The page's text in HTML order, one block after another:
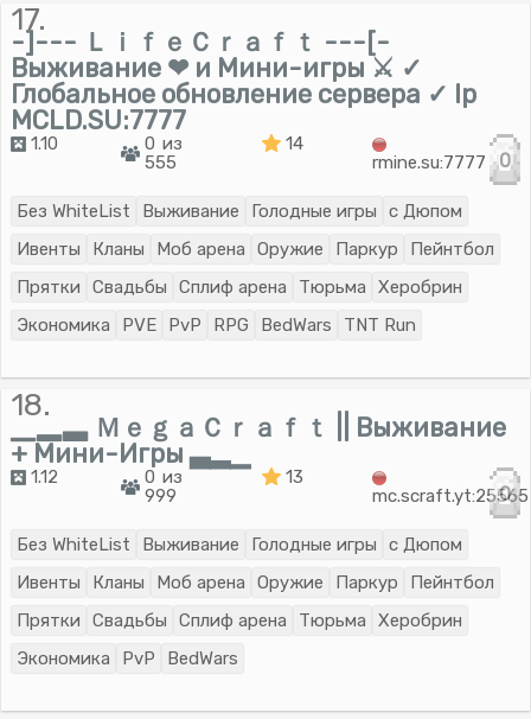
17.
-]--- ＬｉｆｅＣｒａｆｔ ---[-
Выживание ❤ и Мини-игры ⚔ ✓
Глобальное обновление сервера ✓ Ip
MCLD.SU:7777
1.10
0 из
555
14
rmine.su:7777
0
Без WhiteList Выживание Голодные игры
с Дюпом
Ивенты
Кланы Моб арена Оружие Паркур
Пейнтбол
Прятки
Свадьбы Сплиф арена Тюрьма
Херобрин
Экономика
PVE PvP RPG BedWars TNT Run
18.
▁▂▃ ＭｅｇａＣｒａｆｔ || Выживание
+ Мини-Игры ▃▂▁
1.12
0 из
999
13
mc.scraft.yt:25565
0
Без WhiteList Выживание Голодные игры
с Дюпом
Ивенты
Кланы Моб арена Оружие Паркур
Пейнтбол
Прятки
Свадьбы Сплиф арена Тюрьма
Херобрин
Экономика
PvP BedWars